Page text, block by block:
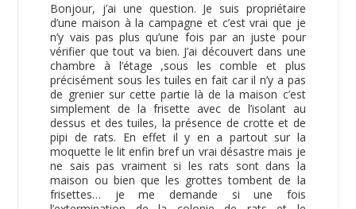
Bonjour, j’ai une question. Je suis propriétaire
d’une maison à la campagne et c’est vrai que je
n’y vais pas plus qu’une fois par an juste pour
vérifier que tout va bien. J’ai découvert dans une
chambre à l’étage ,sous les comble et plus
précisément sous les tuiles en fait car il n’y a pas
de grenier sur cette partie là de la maison c’est
simplement de la frisette avec de l’isolant au
dessus et des tuiles, la présence de crotte et de
pipi de rats. En effet il y en a partout sur la
moquette le lit enfin bref un vrai désastre mais je
ne sais pas vraiment si les rats sont dans la
maison ou bien que les grottes tombent de la
frisettes… je me demande si une fois